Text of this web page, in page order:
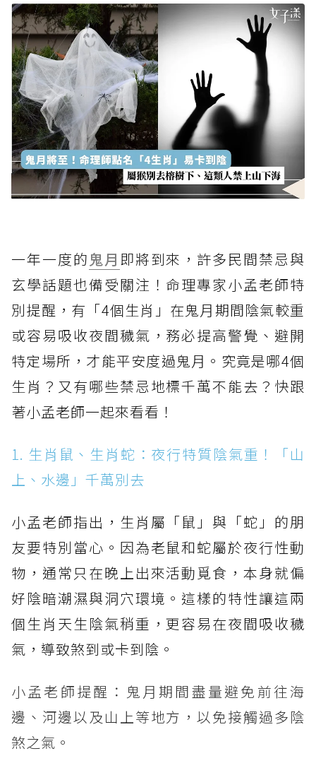
一年一度的 鬼月 即將到來，許多民間禁忌與
玄學話題也備受關注！命理專家小孟老師特
別提醒，有「4個生肖」在鬼月期間陰氣較重
或容易吸收夜間穢氣，務必提高警覺、避開
特定場所，才能平安度過鬼月。究竟是哪4個
生肖？又有哪些禁忌地標千萬不能去？快跟
著小孟老師一起來看看！
1. 生肖鼠、生肖蛇：夜行特質陰氣重！「山
上、水邊」千萬別去
小孟老師指出，生肖屬「鼠」與「蛇」的朋
友要特別當心。因為老鼠和蛇屬於夜行性動
物，通常只在晚上出來活動覓食，本身就偏
好陰暗潮濕與洞穴環境。這樣的特性讓這兩
個生肖天生陰氣稍重，更容易在夜間吸收穢
氣，導致煞到或卡到陰。
小孟老師提醒：鬼月期間盡量避免前往海
邊、河邊以及山上等地方，以免接觸過多陰
煞之氣。